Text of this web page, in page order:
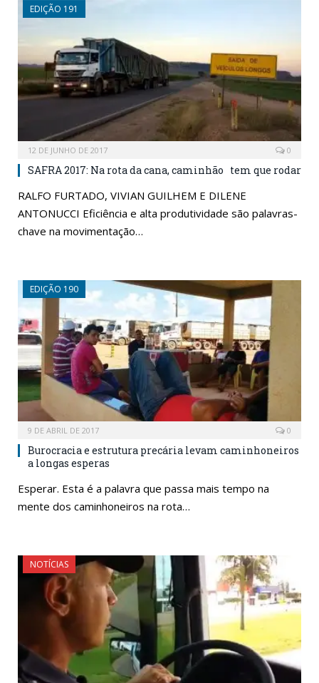
EDIÇÃO 191
12 DE JUNHO DE 2017 0
SAFRA 2017: Na rota da cana, caminhão tem que rodar
RALFO FURTADO, VIVIAN GUILHEM E DILENE
ANTONUCCI Eficiência e alta produtividade são palavras-
chave na movimentação…
EDIÇÃO 190
9 DE ABRIL DE 2017 0
Burocracia e estrutura precária levam caminhoneiros
a longas esperas
Esperar. Esta é a palavra que passa mais tempo na
mente dos caminhoneiros na rota…
NOTÍCIAS